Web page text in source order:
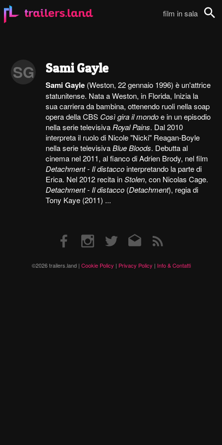
film in sala
SG Sami Gayle
Sami Gayle (Weston, 22 gennaio 1996) è un'attrice
statunitense. Nata a Weston, in Florida, Inizia la
sua carriera da bambina, ottenendo ruoli nella soap
opera della CBS Così gira il mondoe in un episodio
nella serie televisiva Royal Pains. Dal 2010
interpreta il ruolo di Nicole "Nicki" Reagan-Boyle
nella serie televisivaBlue Bloods. Debutta al
cinema nel 2011, al fianco di Adrien Brody, nel film
Detachment - Il distaccointerpretando la parte di
Erica. Nel 2012 recita inStolen, con Nicolas Cage.
Detachment - Il distacco (Detachment), regia di
Tony Kaye (2011) ...
©2026 trailers.land | Cookie Policy | Privacy Policy | Info & Contatti